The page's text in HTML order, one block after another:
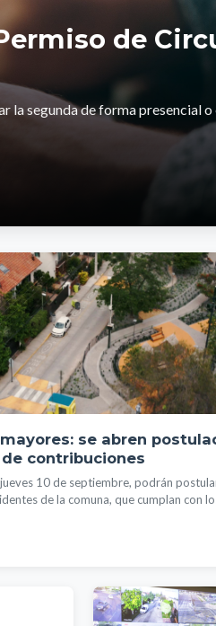
de
la segunda de forma presencial o
se abren
contribuciones
10 de septiembre, podrán
de la comuna, que cumplan con